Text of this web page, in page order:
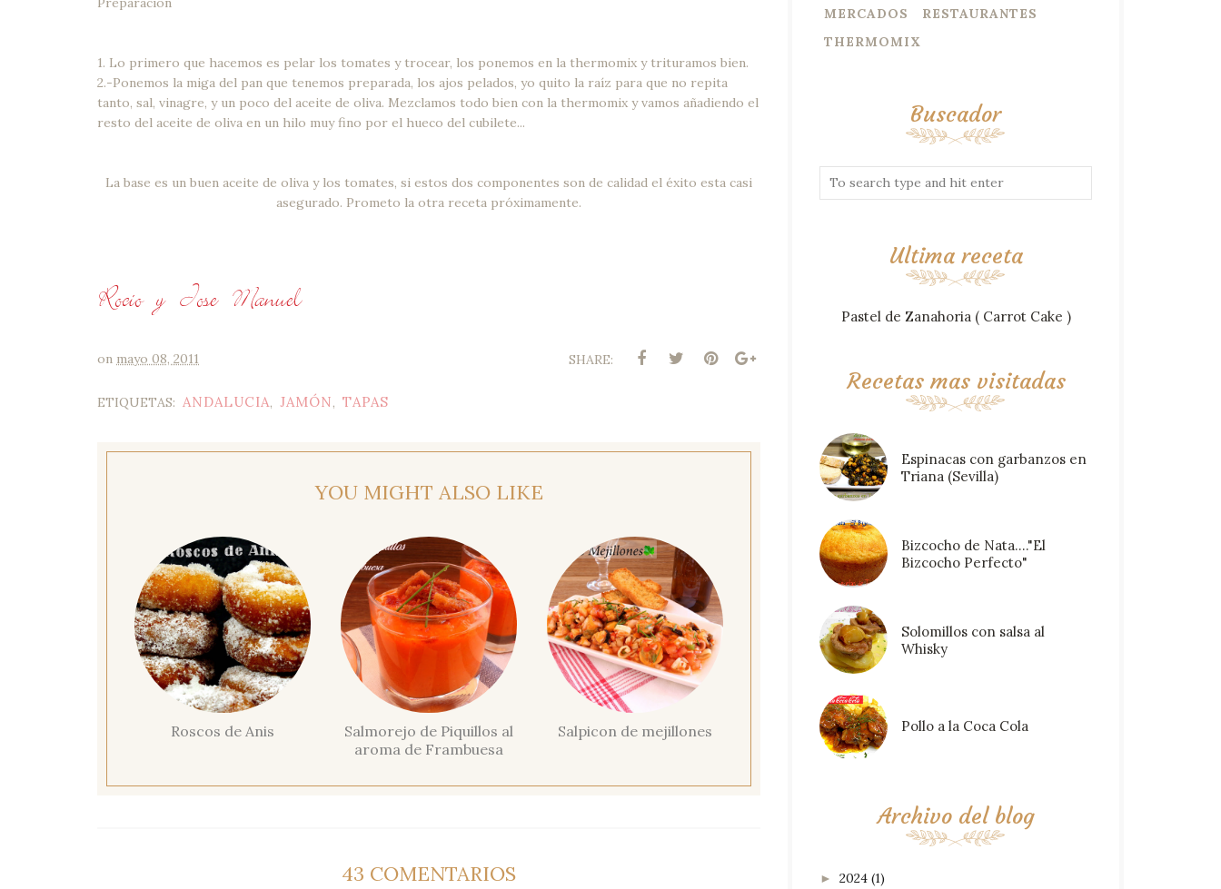
1. Lo primero que hacemos es pelar los tomates y trocear, los ponemos en la thermomix y trituramos bien.
2.-Ponemos la miga del pan que tenemos preparada, los ajos pelados, yo quito la raíz para que no repita
tanto, sal, vinagre, y un poco del aceite de oliva. Mezclamos todo bien con la thermomix y vamos añadiendo el
resto del aceite de oliva en un hilo muy fino por el hueco del cubilete...
La base es un buen aceite de oliva y los tomates, si estos dos componentes son de calidad el éxito esta casi
asegurado. Prometo la otra receta próximamente.
on mayo 08, 2011 SHARE:
ETIQUETAS: ANDALUCIA, JAMÓN, TAPAS
YOU MIGHT ALSO LIKE
Roscos de Anis
Salmorejo de Piquillos al
aroma de Frambuesa
Salpicon de mejillones
43 COMENTARIOS
MERCADOS
RESTAURANTES
THERMOMIX
Buscador
Ultima receta
Pastel de Zanahoria ( Carrot Cake )
Recetas mas visitadas
Espinacas con garbanzos en
Triana (Sevilla)
Bizcocho de Nata...."El
Bizcocho Perfecto"
Solomillos con salsa al
Whisky
Pollo a la Coca Cola
Archivo del blog
► 2024 (1)